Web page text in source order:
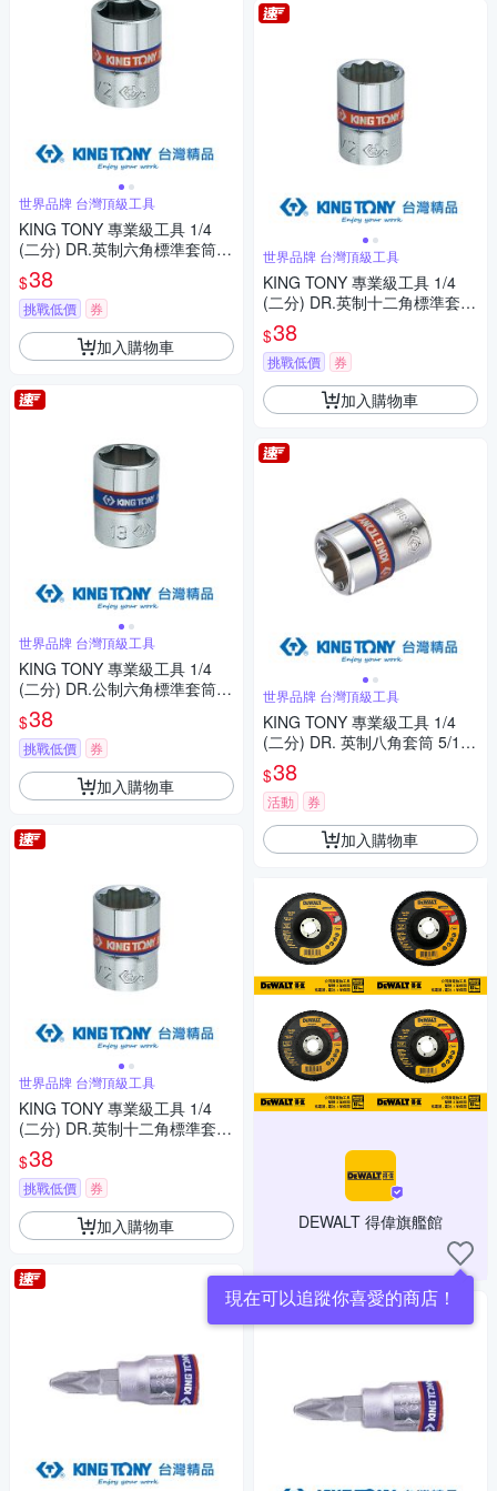
世界品牌 台灣頂級工具
KING TONY 專業級工具 1/4
(二分) DR.英制六角標準套筒 1
1/32inch (233511S)
$38
挑戰低價 券
加入購物車
世界品牌 台灣頂級工具
KING TONY 專業級工具 1/4
(二分) DR.公制六角標準套筒(9
mm/10mm) (2335M)
$38
挑戰低價 券
加入購物車
世界品牌 台灣頂級工具
KING TONY 專業級工具 1/4
(二分) DR.英制十二角標準套筒
11/32inch (233011S)
$38
挑戰低價 券
加入購物車
世界品牌 台灣頂級工具
KING TONY 專業級工具 1/4
(二分) DR.英制十二角標準套筒
3/8inch (233012S)
$38
挑戰低價 券
加入購物車
世界品牌 台灣頂級工具
KING TONY 專業級工具 1/4
(二分) DR. 英制八角套筒 5/16i
nch (231010S)
$38
活動 券
加入購物車
DEWALT 得偉旗艦館
現在可以追蹤你喜愛的商店！